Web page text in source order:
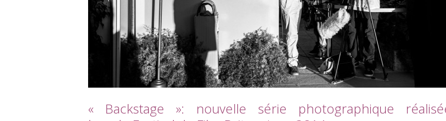
« Backstage »: nouvelle série photographique